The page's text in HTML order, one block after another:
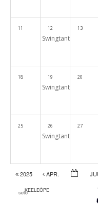
KEELEÕPE
seto
11 12
Swingtantsud
13
18 19
Swingtantsud
20
25 26
Swingtantsud
27
2025 APR.